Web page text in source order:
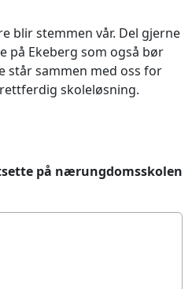
blir stemmen vår. Del gjerne
på Ekeberg som også bør
står sammen med oss for
skoleløsning.
på nærungdomsskolen